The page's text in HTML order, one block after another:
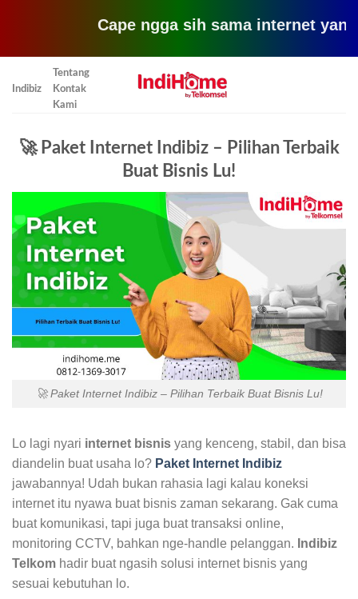
Cape ngga sih sama internet yang
Indibiz
Tentang
Kontak
Kami
🚀 Paket Internet Indibiz – Pilihan Terbaik
Buat Bisnis Lu!
🚀 Paket Internet Indibiz – Pilihan Terbaik Buat Bisnis Lu!
Lo lagi nyari internet bisnis yang kenceng, stabil, dan bisa
diandelin buat usaha lo? Paket Internet Indibiz
jawabannya! Udah bukan rahasia lagi kalau koneksi
internet itu nyawa buat bisnis zaman sekarang. Gak cuma
buat komunikasi, tapi juga buat transaksi online,
monitoring CCTV, bahkan nge-handle pelanggan. Indibiz
Telkom hadir buat ngasih solusi internet bisnis yang
sesuai kebutuhan lo.